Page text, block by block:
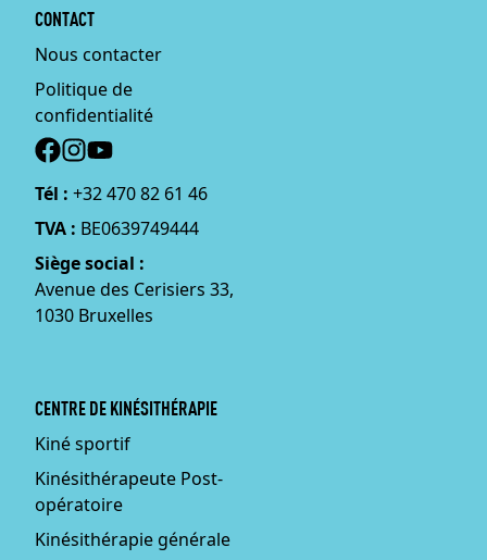
CONTACT
Nous contacter
Politique de
confidentialité
Social
Tél : +32 470 82 61 46
TVA : BE0639749444
Siège social :
Avenue des Cerisiers 33,
1030 Bruxelles
CENTRE DE KINÉSITHÉRAPIE
Kiné sportif
Kinésithérapeute Post-
opératoire
Kinésithérapie générale